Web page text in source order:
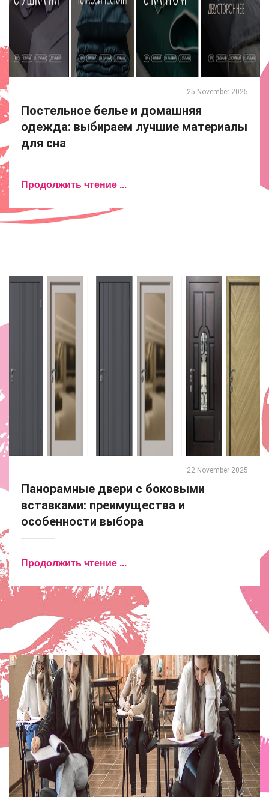
25 November 2025
Постельное белье и домашняя
одежда: выбираем лучшие материалы
для сна
Продолжить чтение ...
22 November 2025
Панорамные двери с боковыми
вставками: преимущества и
особенности выбора
Продолжить чтение ...